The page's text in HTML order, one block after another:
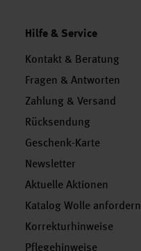
Hilfe & Service
Kontakt & Beratung
Fragen & Antworten
Zahlung & Versand
Rücksendung
Geschenk-Karte
Newsletter
Aktuelle Aktionen
Katalog Wolle anfordern
Korrekturhinweise
Pflegehinweise